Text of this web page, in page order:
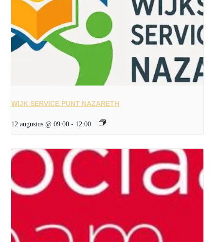
WIJK SERVICE PUNT NAZARETH
12 augustus @ 09:00 - 12:00